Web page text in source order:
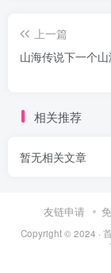
上一篇
山海传说下一个
相关推荐
暂无相关文章
友链申请
Copyright © 2024 ·